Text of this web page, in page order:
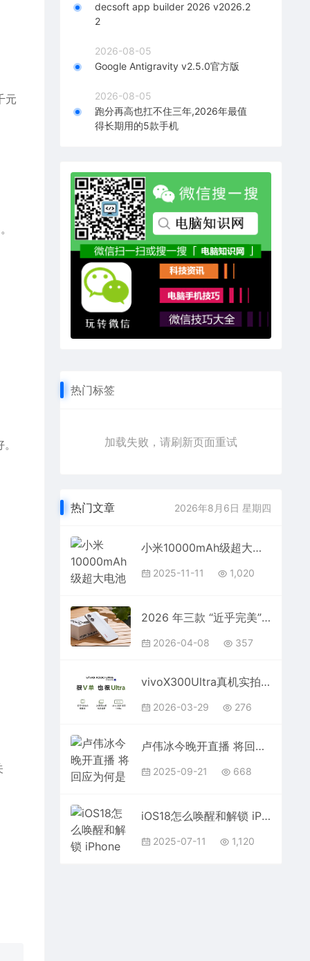
元
decsoft app builder 2026 v2026.2
2
2026-08-05
Google Antigravity v2.5.0官方版
2026-08-05
跑分再高也扛不住三年,2026年最值
得长期用的5款手机
热门标签
加载失败，请刷新页面重试
热门文章 2026年8月6日 星期四
小米10000mAh级超大电池进展顺利：可量产！
2025-11-11 1,020
2026 年三款 “近乎完美” 流畅手机：2000 到 1 万全覆盖，一台比一台狠
2026-04-08 357
vivoX300Ultra真机实拍：双拼色+大圆Deco相机感十足
2026-03-29 276
卢伟冰今晚开直播 将回应为何是小米17 不是小米16
2025-09-21 668
iOS18怎么唤醒和解锁 iPhone手机
2025-07-11 1,120